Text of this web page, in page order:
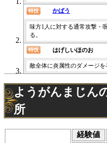
特技 かばう
味方1人に対する通常攻撃・
る。
特技 はげしいほのお
敵全体に炎属性のダメージを
ようがんまじん
所
経験値